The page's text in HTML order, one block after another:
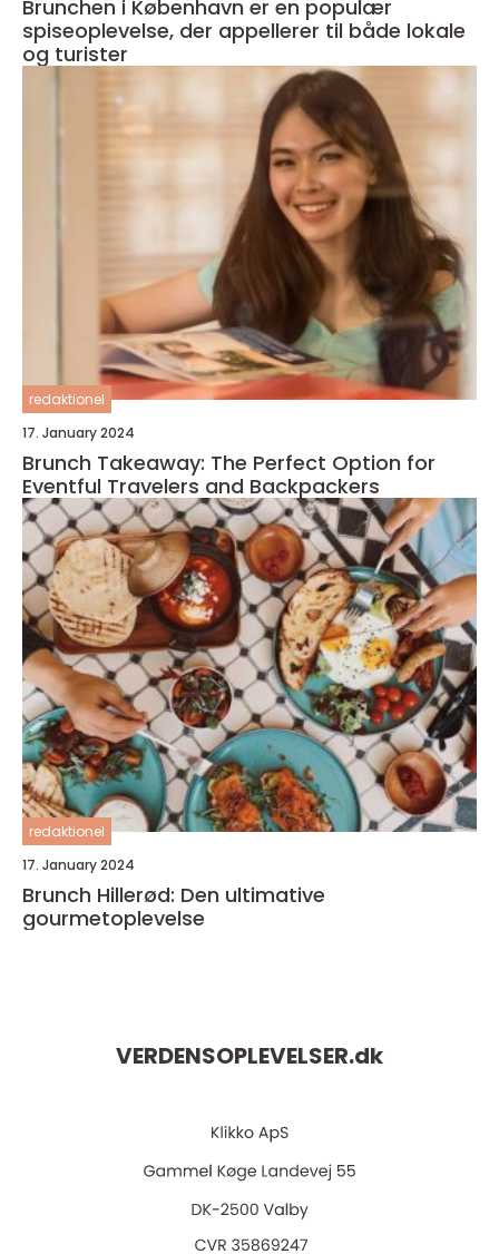
Brunchen i København er en populær
spiseoplevelse, der appellerer til både lokale
og turister
redaktionel
17. January 2024
Brunch Takeaway: The Perfect Option for
Eventful Travelers and Backpackers
redaktionel
17. January 2024
Brunch Hillerød: Den ultimative
gourmetoplevelse
VERDENSOPLEVELSER.dk